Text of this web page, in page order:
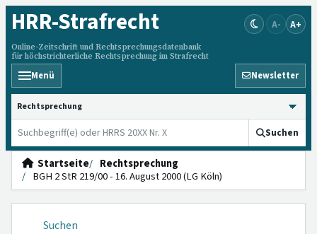
HRR-Strafrecht
Online-Zeitschrift und Rechtsprechungsdatenbank
für höchstrichterliche Rechtsprechung im Strafrecht
A- A+
Menü Newsletter
HRRS durchsuchen
Suchen
Startseite
Rechtsprechung
BGH 2 StR 219/00 - 16. August 2000 (LG Köln)
Suchen